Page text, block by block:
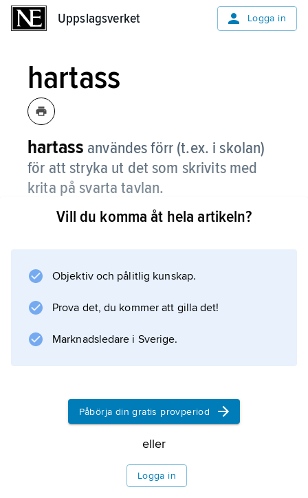
Uppslagsverket Logga in
hartass
hartass användes förr (t.ex. i skolan)
för att stryka ut det som skrivits med
krita på svarta tavlan.
Jämför uttrycket
förfluget yttrande.
Information om artikeln
Vill du komma åt hela artikeln?
Objektiv och pålitlig kunskap.
Prova det, du kommer att gilla det!
Marknadsledare i Sverige.
Påbörja din gratis provperiod
eller
Logga in